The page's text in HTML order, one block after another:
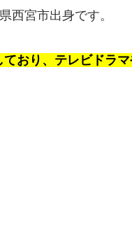
西宮市出身です。
おり、テレビドラ